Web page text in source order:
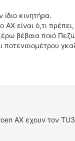
κινητήρα.
ΑΧ είναι ό,τι
βέβαια ποιό
ποτενσιομέτρου
AX εχουν τον